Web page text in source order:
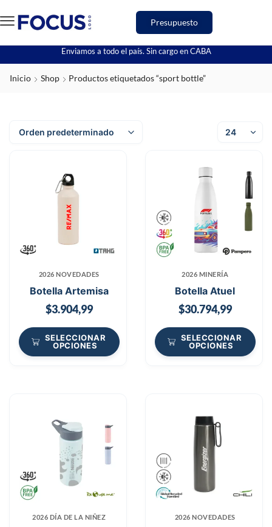
Presupuesto
Enviamos a todo el país. Sin cargo en CABA
Inicio Shop Productos etiquetados “sport bottle”
2026 NOVEDADES
Botella Artemisa
$3.904,99
SELECCIONAR
OPCIONES
2026 MINERÍA
Botella Atuel
$30.794,99
SELECCIONAR
OPCIONES
2026 DÍA DE LA NIÑEZ 2026 NOVEDADES